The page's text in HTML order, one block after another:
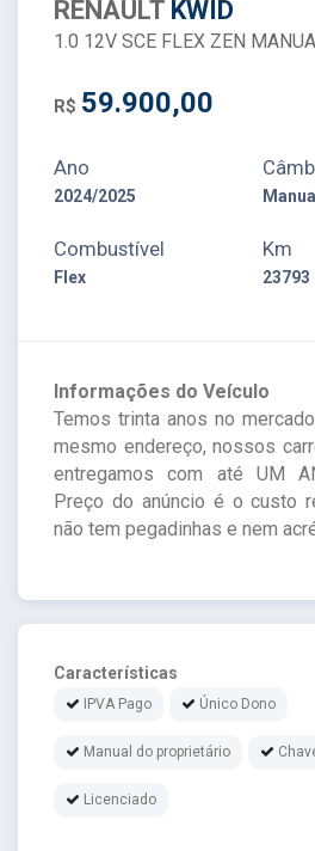
RENAULT KWID
1.0 12V SCE FLEX ZEN
R$ 59.900,00
Ano
2024/2025 Manual
Combustível
Flex
Km
23793
Informações do Veículo
Temos trinta anos no
mesmo endereço, nossos
entregamos com até UM
Preço do anúncio é o custo
não tem pegadinhas e nem
Características
IPVA Pago Único Dono
Manual do proprietário
Licenciado